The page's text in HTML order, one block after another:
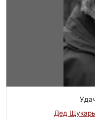
Дед Щукарь